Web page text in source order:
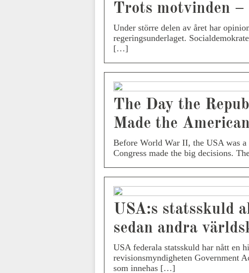
Trots motvinden
Under större delen av året har
regeringsunderlaget.
[…]
The Day the
Made the
Before World War II, the USA was
Congress made the big decisions.
USA:s statsskuld
sedan andra
USA federala statsskuld har nått en
revisionsmyndigheten Government
som innehas […]